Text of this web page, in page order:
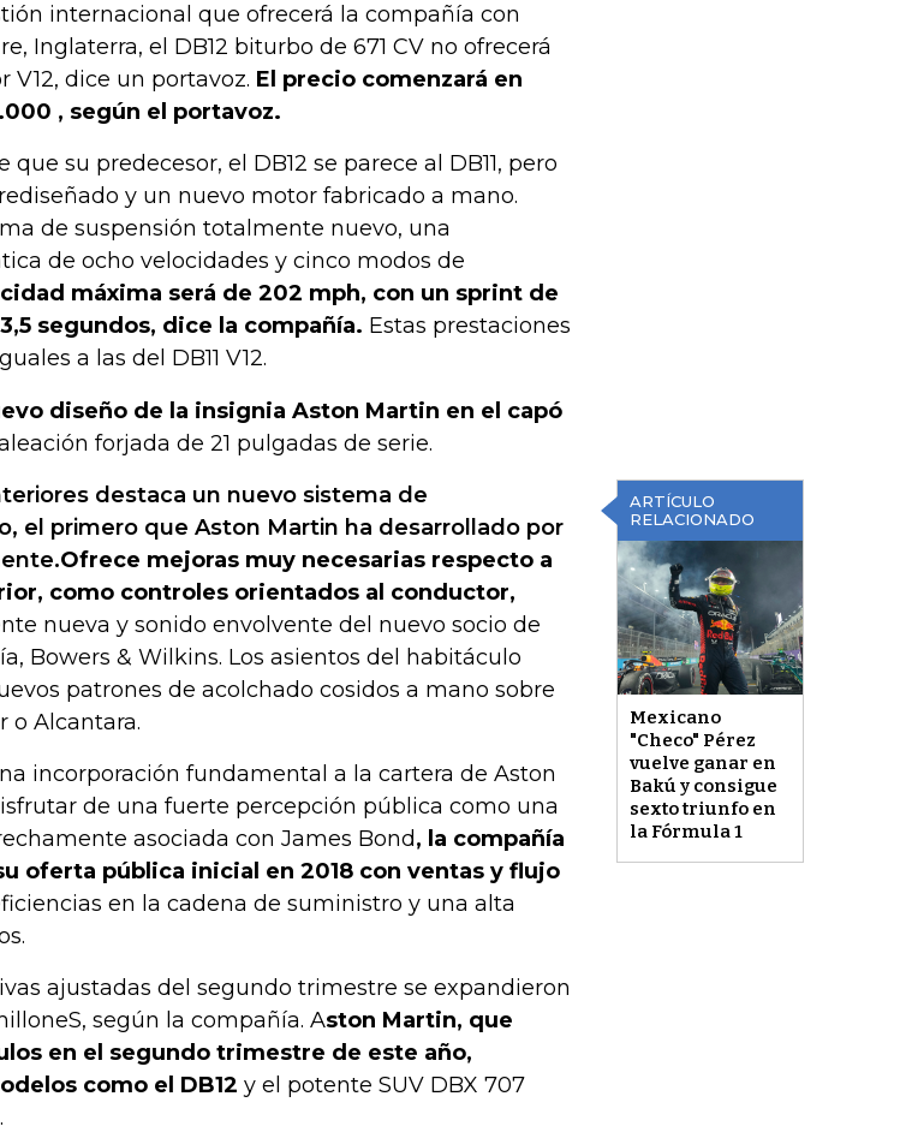
internacional que ofrecerá la compañía con
Inglaterra, el DB12 biturbo de 671 CV no ofrecerá
V12, dice un portavoz. El precio comenzará en
, según el portavoz.
su predecesor, el DB12 se parece al DB11, pero
y un nuevo motor fabricado a mano.
de suspensión totalmente nuevo, una
de ocho velocidades y cinco modos de
máxima será de 202 mph, con un sprint de
segundos, dice la compañía. Estas prestaciones
a las del DB11 V12.
diseño de la insignia Aston Martin en el capó
forjada de 21 pulgadas de serie.
ARTÍCULO
RELACIONADO
Mexicano
"Checo" Pérez
vuelve ganar en
Bakú y consigue
sexto triunfo en
la Fórmula 1
destaca un nuevo sistema de
el primero que Aston Martin ha desarrollado por
Ofrece mejoras muy necesarias respecto a
como controles orientados al conductor,
nueva y sonido envolvente del nuevo socio de
Bowers & Wilkins. Los asientos del habitáculo
patrones de acolchado cosidos a mano sobre
o Alcantara.
incorporación fundamental a la cartera de Aston
de una fuerte percepción pública como una
asociada con James Bond, la compañía
oferta pública inicial en 2018 con ventas y flujo
en la cadena de suministro y una alta
ajustadas del segundo trimestre se expandieron
según la compañía. Aston Martin, que
en el segundo trimestre de este año,
como el DB12 y el potente SUV DBX 707